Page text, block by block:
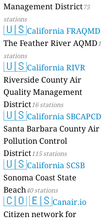
Management District75
stations
🇺🇸California FRAQMD
The Feather River AQMD1
stations
🇺🇸California RIVR
Riverside County Air
Quality Management
District16 stations
🇺🇸California SBCAPCD
Santa Barbara County Air
Pollution Control
District115 stations
🇺🇸California SCSB
Sonoma Coast State
Beach40 stations
🇨🇴🇪🇸Canair.io
Citizen network for